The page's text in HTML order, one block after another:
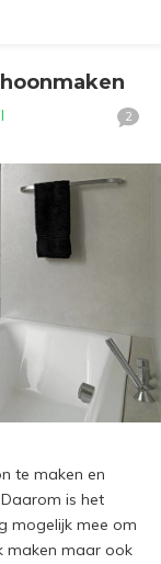
2
te maken en
is het
mogelijk mee om
maken maar ook